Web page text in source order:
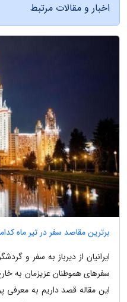
اخبار و مقالات مرتبط
برترین مقاصد سفر در تیر ماه
ایرانیان از دیرباز به سفر و
سفرهای هموطنان عزیزمان به
این مقاله قصد داریم به معرفی